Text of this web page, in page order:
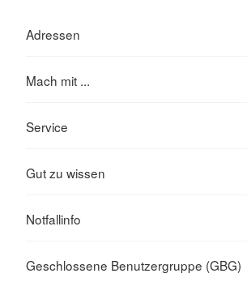
Adressen
Mach mit ...
Service
Gut zu wissen
Notfallinfo
Geschlossene Benutzergruppe (GBG)